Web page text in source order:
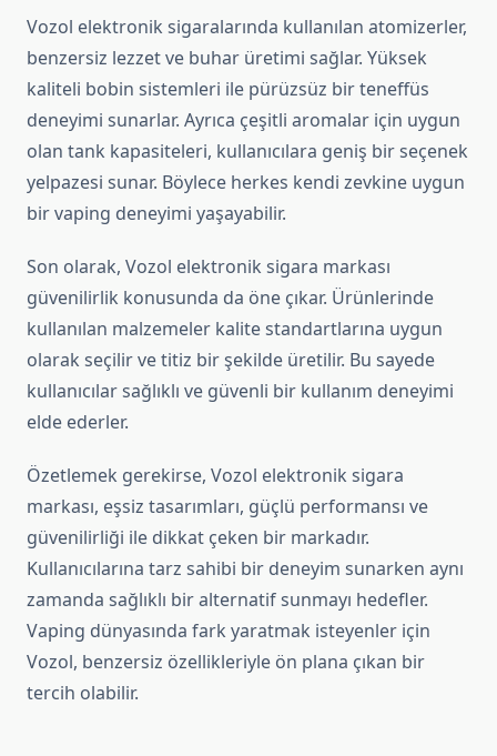
Vozol elektronik sigaralarında kullanılan atomizerler,
benzersiz lezzet ve buhar üretimi sağlar. Yüksek
kaliteli bobin sistemleri ile pürüzsüz bir teneffüs
deneyimi sunarlar. Ayrıca çeşitli aromalar için uygun
olan tank kapasiteleri, kullanıcılara geniş bir seçenek
yelpazesi sunar. Böylece herkes kendi zevkine uygun
bir vaping deneyimi yaşayabilir.
Son olarak, Vozol elektronik sigara markası
güvenilirlik konusunda da öne çıkar. Ürünlerinde
kullanılan malzemeler kalite standartlarına uygun
olarak seçilir ve titiz bir şekilde üretilir. Bu sayede
kullanıcılar sağlıklı ve güvenli bir kullanım deneyimi
elde ederler.
Özetlemek gerekirse, Vozol elektronik sigara
markası, eşsiz tasarımları, güçlü performansı ve
güvenilirliği ile dikkat çeken bir markadır.
Kullanıcılarına tarz sahibi bir deneyim sunarken aynı
zamanda sağlıklı bir alternatif sunmayı hedefler.
Vaping dünyasında fark yaratmak isteyenler için
Vozol, benzersiz özellikleriyle ön plana çıkan bir
tercih olabilir.